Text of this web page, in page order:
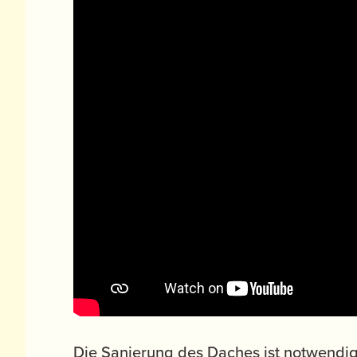
Die Sanierung des Daches ist